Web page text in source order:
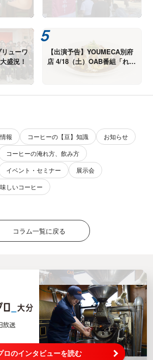
ューワ
盛況！
【出演予告】YOUMECA別府
店 4/18（土）OAB番組「れじ
ゃぐる」カレー9選！
報 コーヒーの【豆】知識
お知らせ
コーヒーの淹れ方、飲み方
イベント・セミナー
展示会
しいコーヒー
コラム一覧に戻る
ロのインタビューを読む